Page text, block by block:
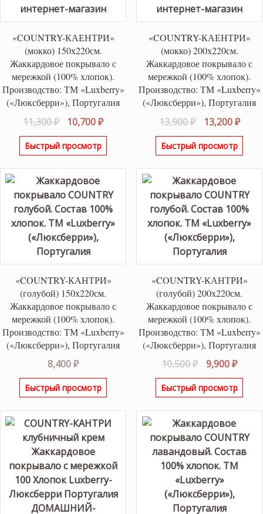
«COUNTRY-КАЕНТРИ»
(мокко) 150х220см.
Жаккардовое покрывало с
мережкой (100% хлопок).
Производство: ТМ «Luxberry»
(«Люксберри»), Португалия
11,300₽
Первоначальная
цена
составляла
10,700₽Текущая
цена:
Быстрый просмотр
«COUNTRY-КАЕНТРИ»
(мокко) 200х220см.
Жаккардовое покрывало с
мережкой (100% хлопок).
Производство: ТМ «Luxberry»
(«Люксберри»), Португалия
13,900₽
цена
составляла
13,200₽
Быстрый просмотр
«COUNTRY-КАНТРИ»
(голубой) 150х220см.
Жаккардовое покрывало с
мережкой (100% хлопок).
Производство: ТМ «Luxberry»
(«Люксберри»), Португалия
8,400₽
Быстрый просмотр
«COUNTRY-КАНТРИ»
(голубой) 200х220см.
Жаккардовое покрывало с
мережкой (100% хлопок).
Производство: ТМ «Luxberry»
(«Люксберри»), Португалия
10,500₽
цена
составляла
9,900₽
цена:
9,900
Быстрый просмотр